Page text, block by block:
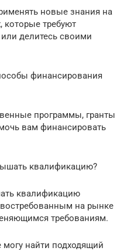
новые знания на
которые требуют
делитесь своими
финансирования
программы, гранты
вам финансировать
квалификацию?
квалификацию
востребованным на рынке
требованиям.
могу найти подходящий